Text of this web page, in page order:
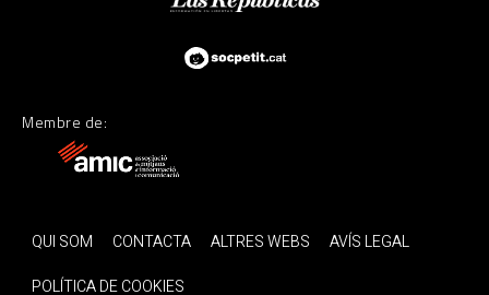
Membre de:
QUI SOM CONTACTA ALTRES WEBS
AVÍS LEGAL
POLÍTICA DE COOKIES